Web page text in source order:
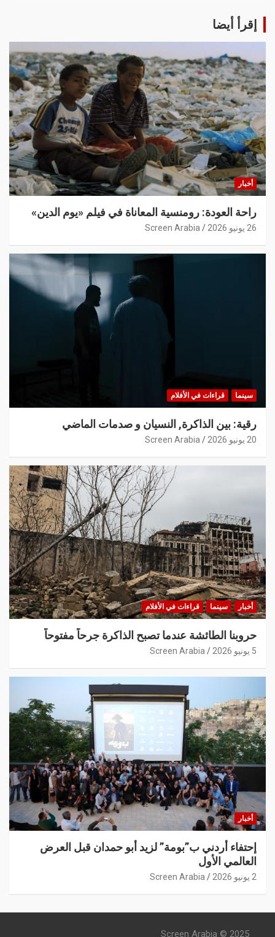
إقرأ أيضا
أخبار
راحة العودة: رومنسية المعاناة في فيلم «يوم الدين»
26 يونيو 2026 Screen Arabia
سينما قراءات في الأفلام
رقية: بين الذاكرة, النسيان و صدمات الماضي
20 يونيو 2026 Screen Arabia
أخبار سينما قراءات في الأفلام
حروبنا الطائشة عندما تصبح الذاكرة جرحاً مفتوحاً
5 يونيو 2026 Screen Arabia
أخبار
إحتفاء أردني ب”بومة” لزيد أبو حمدان قبل العرض
العالمي الأول
2 يونيو 2026 Screen Arabia
Screen Arabia © 2025